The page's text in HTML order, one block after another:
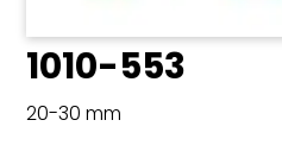
1010-553
20-30 mm